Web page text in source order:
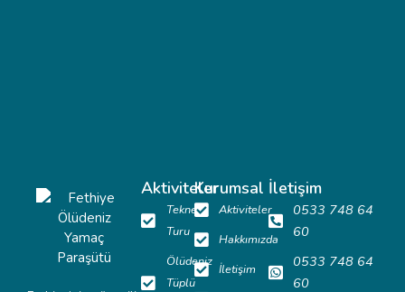
Aktiviteler
Tekne
Turu
Ölüdeniz
Tüplü
Kurumsal
Aktiviteler
Hakkımızda
İletişim
İletişim
0533 748 64
60
0533 748 64
60